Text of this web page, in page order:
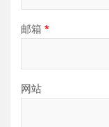
邮箱 *
网站